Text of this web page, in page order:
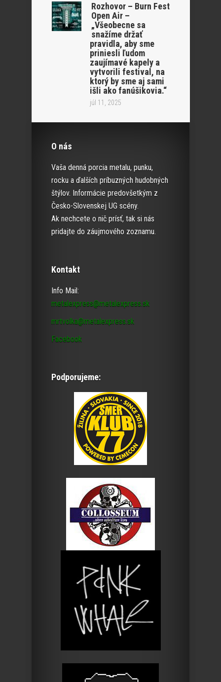
Rozhovor – Burn Fest
Open Air –
„Všeobecne sa
snažíme držať
pravidla, aby sme
priniesli ľudom
zaujímavé kapely a
vytvorili festival, na
ktorý by sme aj sami
išli ako fanúšikovia.“
júl 11, 2025
O nás
Vaša denná porcia metalu, punku,
rocku a ďalších príbuzných hudobných
štýlov. Informácie predovšetkým z
Česko-Slovenskej UG scény.
Ak nechcete o nič prísť, tak si nás
pridajte do záujmového zoznamu.
Kontakt
Info Mail:
metalexpress@metalexpress.sk
mrtvolka@metalexpress.sk
Facebook
Podporujeme: